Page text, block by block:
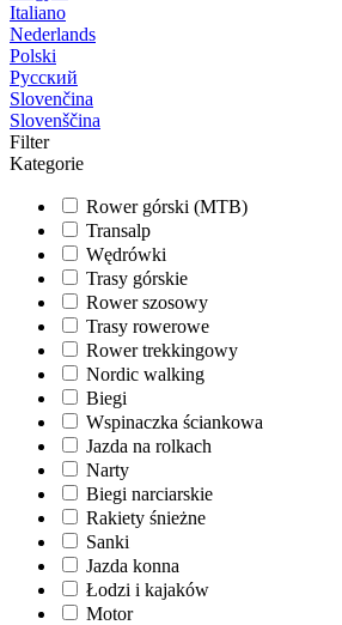
Italiano
Nederlands
Polski
Русский
Slovenčina
Slovenščina
Filter
Kategorie
Rower górski (MTB)
Transalp
Wędrówki
Trasy górskie
Rower szosowy
Trasy rowerowe
Rower trekkingowy
Nordic walking
Biegi
Wspinaczka ściankowa
Jazda na rolkach
Narty
Biegi narciarskie
Rakiety śnieżne
Sanki
Jazda konna
Łodzi i kajaków
Motor